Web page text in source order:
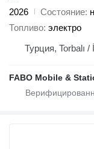
2026
Состояние
Топливо электро
Турция, Torbalı /